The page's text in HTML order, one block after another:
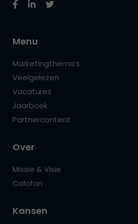
Menu
Marketingthema’s
Veelgelezen
Vacatures
Jaarboek
Partnercontent
Over
Missie & Visie
Colofon
Kansen